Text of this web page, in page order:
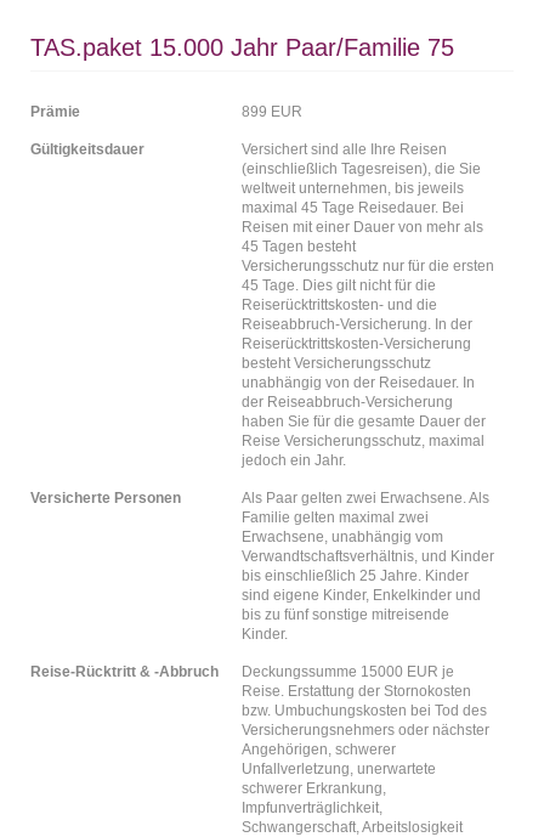
TAS.paket 15.000 Jahr Paar/Familie 75
Prämie 899 EUR
Gültigkeitsdauer
Versichert sind alle Ihre Reisen
(einschließlich Tagesreisen), die Sie
weltweit unternehmen, bis jeweils
maximal 45 Tage Reisedauer. Bei
Reisen mit einer Dauer von mehr als
45 Tagen besteht
Versicherungsschutz nur für die ersten
45 Tage. Dies gilt nicht für die
Reiserücktrittskosten- und die
Reiseabbruch-Versicherung. In der
Reiserücktrittskosten-Versicherung
besteht Versicherungsschutz
unabhängig von der Reisedauer. In
der Reiseabbruch-Versicherung
haben Sie für die gesamte Dauer der
Reise Versicherungsschutz, maximal
jedoch ein Jahr.
Versicherte Personen
Als Paar gelten zwei Erwachsene. Als
Familie gelten maximal zwei
Erwachsene, unabhängig vom
Verwandtschaftsverhältnis, und Kinder
bis einschließlich 25 Jahre. Kinder
sind eigene Kinder, Enkelkinder und
bis zu fünf sonstige mitreisende
Kinder.
Reise-Rücktritt & -Abbruch
Deckungssumme 15000 EUR je
Reise. Erstattung der Stornokosten
bzw. Umbuchungskosten bei Tod des
Versicherungsnehmers oder nächster
Angehörigen, schwerer
Unfallverletzung, unerwartete
schwerer Erkrankung,
Impfunverträglichkeit,
Schwangerschaft, Arbeitslosigkeit